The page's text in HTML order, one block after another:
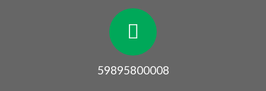
59895800008